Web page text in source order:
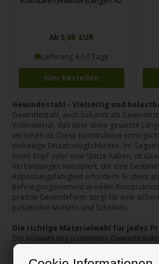
Ab 5,00 EUR
Lieferung 4-10 Tage
Hier bestellen
Gewindestahl - Vielseitig und
Gewindestahl, auch bekannt als
Vollmaterial, das über seine gesamte
versehen ist. Diese Konstruktion
vielseitige Einsatzmöglichkeiten. Im
einen Kopf oder eine Spitze haben, ist
Verbindungen konzipiert, die eine
Anpassungsfähigkeit erfordern. Er dient
Befestigungselement in vielen
präzise Gewindeform sorgt für eine
passenden Muttern und Scheiben.
Die richtige Materialwahl für jedes
Die Auswahl des passenden
Anwendungsbereich und den
drei Hauptvarianten: normaler